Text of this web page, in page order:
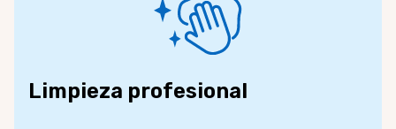
Limpieza profesional